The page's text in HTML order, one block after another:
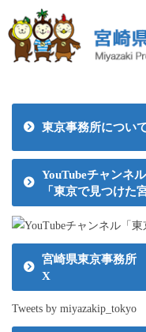
東京事務所につい
YouTubeチャンネル
「東京で見つけた
宮崎県東京事務所
X
Tweets by miyazakip_tokyo